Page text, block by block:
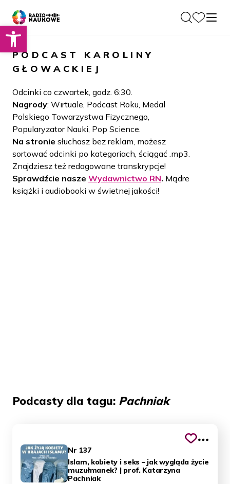
Otwórz pasek narzędzi
O nas
O Radiu
Zespół
Historia
Społeczność
Dla Naukowców
Podcasty
Projekty
LAMU
Beyond Curie
Blog
Kontakt
Wydawnictwo
PODCAST
KAROLINY
GŁOWACKIEJ
Odcinki co czwartek, godz. 6:30.
Nagrody: Wirtuale, Podcast Roku, Medal
Polskiego Towarzystwa Fizycznego,
Popularyzator Nauki, Pop Science.
Na stronie słuchasz bez reklam, możesz
sortować odcinki po kategoriach, ściągać .mp3.
Znajdziesz też redagowane transkrypcje!
Sprawdźcie nasze Wydawnictwo RN. Mądre
książki i audiobooki w świetnej jakości!
Podcasty dla tagu: Pachniak
Nr 137
Islam, kobiety i seks – jak wygląda życie
muzułmanek? | prof. Katarzyna
Pachniak